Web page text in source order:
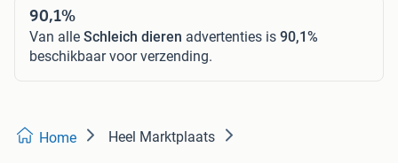
90,1%
Van alle Schleich dieren advertenties is 90,1%
beschikbaar voor verzending.
Home Heel Marktplaats